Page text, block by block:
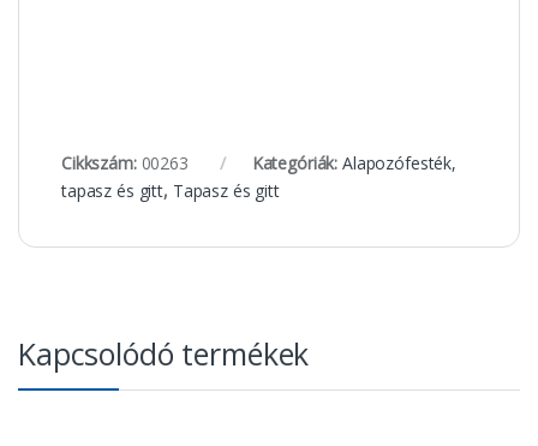
Cikkszám: 00263 Kategóriák: Alapozófesték,
tapasz és gitt, Tapasz és gitt
Kapcsolódó termékek